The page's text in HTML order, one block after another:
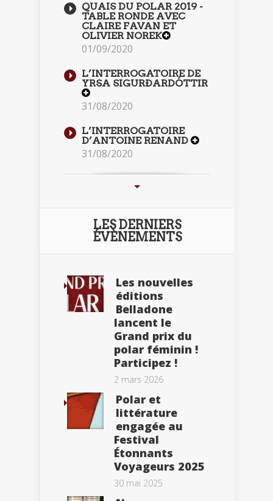
QUAIS DU POLAR 2019 -
TABLE RONDE AVEC
CLAIRE FAVAN ET
OLIVIER NOREK
01/09/2020
L’INTERROGATOIRE DE
YRSA SIGURÐARDÓTTIR
31/08/2020
L’INTERROGATOIRE
D’ANTOINE RENAND
31/08/2020
LES DERNIERS
ÉVÈNEMENTS
Les nouvelles
éditions
Belladone
lancent le
Grand prix du
polar féminin !
Participez !
2 mars 2026
Polar et
littérature
engagée au
Festival
Étonnants
Voyageurs 2025
30 mai 2025